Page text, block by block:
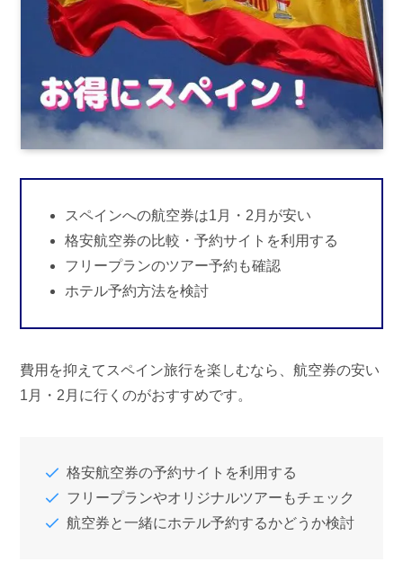
スペインへの航空券は1月・2月が安い
格安航空券の比較・予約サイトを利用する
フリープランのツアー予約も確認
ホテル予約方法を検討
費用を抑えてスペイン旅行を楽しむなら、航空券の安い
1月・2月に行くのがおすすめです。
格安航空券の予約サイトを利用する
フリープランやオリジナルツアーもチェック
航空券と一緒にホテル予約するかどうか検討